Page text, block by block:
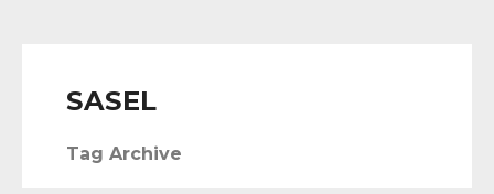
SASEL
Tag Archive